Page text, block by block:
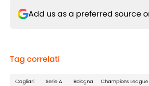
Add us as a preferred source
Tag correlati
Cagliari Serie A Bologna Champions League